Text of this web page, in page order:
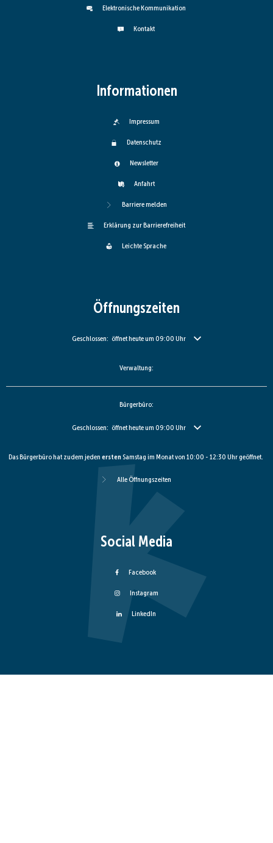
Elektronische Kommunikation
Kontakt
Informationen
Impressum
Datenschutz
Newsletter
Anfahrt
Barriere melden
Erklärung zur Barrierefreiheit
Leichte Sprache
Öffnungszeiten
Klicken, um weitere Öffnungs- oder Schließzeiten auszublenden
Geschlossen: öffnet heute um 09:00 Uhr
Verwaltung:
Bürgerbüro:
Klicken, um weitere Öffnungs- oder Schließzeiten auszublenden
Geschlossen: öffnet heute um 09:00 Uhr
Das Bürgerbüro hat zudem jeden ersten Samstag im Monat von 10:00 - 12:30 Uhr geöffnet.
Alle Öffnungszeiten
Social Media
Facebook
Instagram
LinkedIn